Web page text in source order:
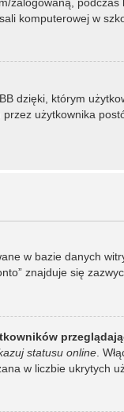
zalogowaną,
komputerowej w
dzięki, którym
użytkownika
w bazie danych
znajduje się
statusu online .
w liczbie ukrytych